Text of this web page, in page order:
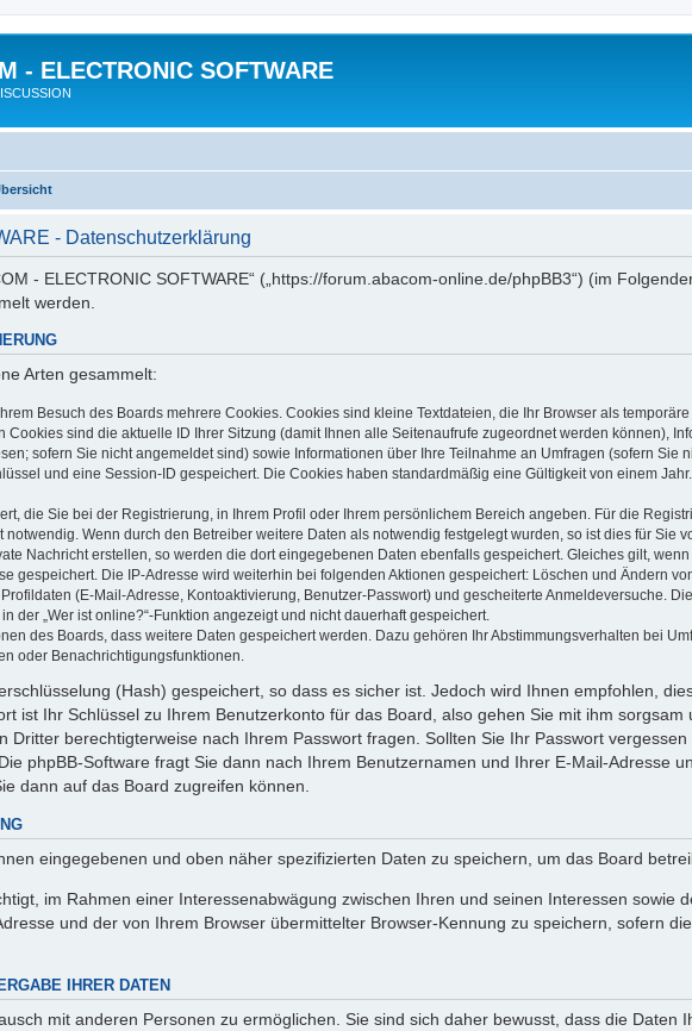
- ELECTRONIC SOFTWARE
- Datenschutzerklärung
- ELECTRONIC SOFTWARE“ („https://forum.abacom-online.de/phpBB3“) (im
werden.
Arten gesammelt:
Besuch des Boards mehrere Cookies. Cookies sind kleine Textdateien, die Ihr Browser als
Cookies sind die aktuelle ID Ihrer Sitzung (damit Ihnen alle Seitenaufrufe zugeordnet werden können),
sofern Sie nicht angemeldet sind) sowie Informationen über Ihre Teilnahme an Umfragen (sofern Sie
und eine Session-ID gespeichert. Die Cookies haben standardmäßig eine Gültigkeit von einem
die Sie bei der Registrierung, in Ihrem Profil oder Ihrem persönlichem Bereich angeben. Für die
Wenn durch den Betreiber weitere Daten als notwendig festgelegt wurden, so ist dies für Sie
Nachricht erstellen, so werden die dort eingegebenen Daten ebenfalls gespeichert. Gleiches gilt,
gespeichert. Die IP-Adresse wird weiterhin bei folgenden Aktionen gespeichert: Löschen und Ändern
(E-Mail-Adresse, Kontoaktivierung, Benutzer-Passwort) und gescheiterte Anmeldeversuche.
der „Wer ist online?“-Funktion angezeigt und nicht dauerhaft gespeichert.
des Boards, dass weitere Daten gespeichert werden. Dazu gehören Ihr Abstimmungsverhalten bei
oder Benachrichtigungsfunktionen.
(Hash) gespeichert, so dass es sicher ist. Jedoch wird Ihnen empfohlen,
ist Ihr Schlüssel zu Ihrem Benutzerkonto für das Board, also gehen Sie mit ihm
Dritter berechtigterweise nach Ihrem Passwort fragen. Sollten Sie Ihr Passwort
phpBB-Software fragt Sie dann nach Ihrem Benutzernamen und Ihrer E-Mail-Adresse
dann auf das Board zugreifen können.
eingegebenen und oben näher spezifizierten Daten zu speichern, um das Board
im Rahmen einer Interessenabwägung zwischen Ihren und seinen Interessen sowie
und der von Ihrem Browser übermittelter Browser-Kennung zu speichern, sofern
IHRER DATEN
mit anderen Personen zu ermöglichen. Sie sind sich daher bewusst, dass die Daten